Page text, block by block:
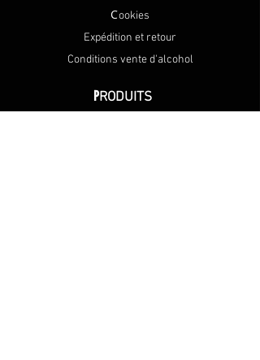
Cookies
Expédition et retour
Conditions vente d'alcohol
PRODUITS